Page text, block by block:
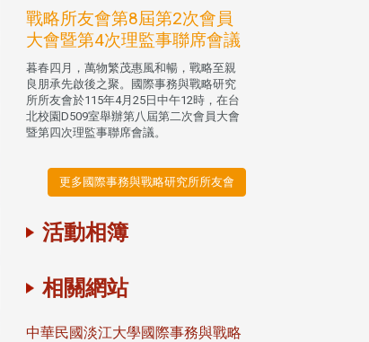
戰略所友會第8屆第2次會員
大會暨第4次理監事聯席會議
暮春四月，萬物繁茂惠風和暢，戰略至親
良朋承先啟後之聚。國際事務與戰略研究
所所友會於115年4月25日中午12時，在台
北校園D509室舉辦第八屆第二次會員大會
暨第四次理監事聯席會議。
更多國際事務與戰略研究所所友會
活動相簿
相關網站
中華民國淡江大學國際事務與戰略